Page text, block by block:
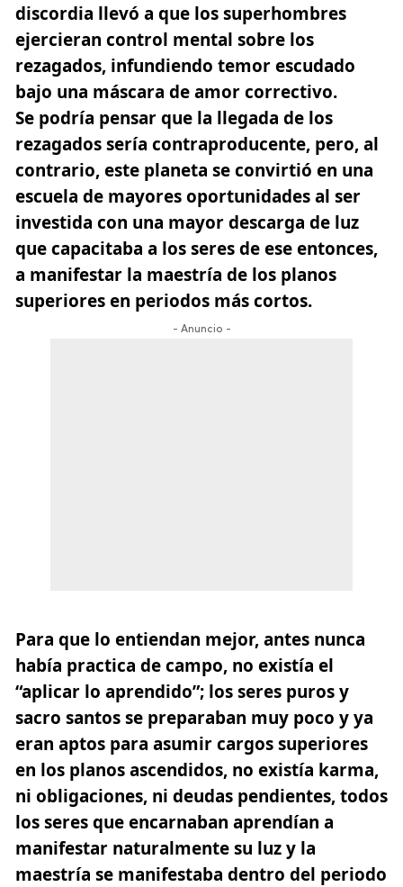
discordia llevó a que los superhombres
ejercieran control mental sobre los
rezagados, infundiendo temor escudado
bajo una máscara de amor correctivo.
Se podría pensar que la llegada de los
rezagados sería contraproducente, pero, al
contrario, este planeta se convirtió en una
escuela de mayores oportunidades al ser
investida con una mayor descarga de luz
que capacitaba a los seres de ese entonces,
a manifestar la maestría de los planos
superiores en periodos más cortos.
- Anuncio -
Para que lo entiendan mejor, antes nunca
había practica de campo, no existía el
“aplicar lo aprendido”; los seres puros y
sacro santos se preparaban muy poco y ya
eran aptos para asumir cargos superiores
en los planos ascendidos, no existía karma,
ni obligaciones, ni deudas pendientes, todos
los seres que encarnaban aprendían a
manifestar naturalmente su luz y la
maestría se manifestaba dentro del periodo